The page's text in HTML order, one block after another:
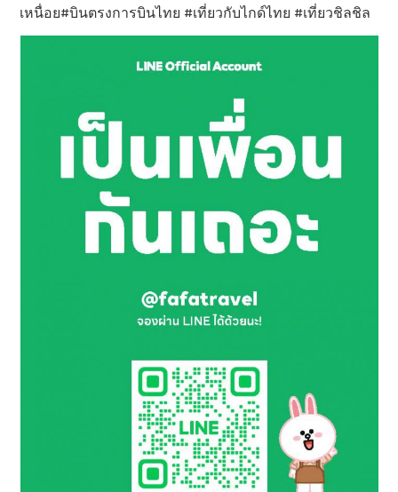
เหนื่อย#บินตรงการบินไทย #เที่ยวกับไกด์ไทย #เที่ยวชิลชิล